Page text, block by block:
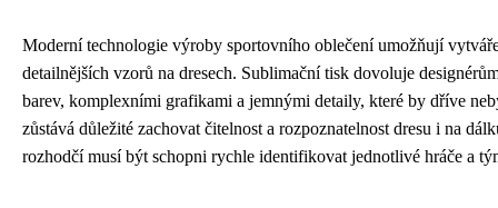
Moderní technologie výroby sportovního oblečení umožňují
detailnějších vzorů na dresech. Sublimační tisk dovoluje
barev, komplexními grafikami a jemnými detaily, které by dříve
zůstává důležité zachovat čitelnost a rozpoznatelnost dresu i na
rozhodčí musí být schopni rychle identifikovat jednotlivé hráče a